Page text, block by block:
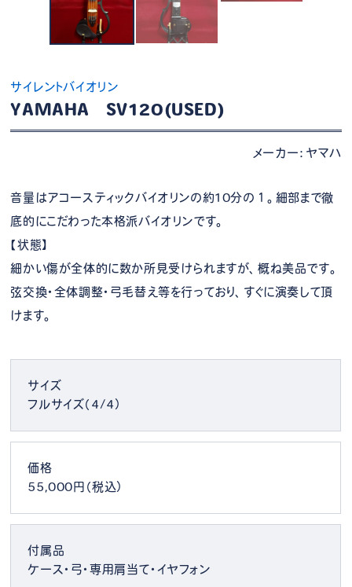
サイレントバイオリン
YAMAHA SV120(USED)
メーカー：ヤマハ
音量はアコースティックバイオリンの約10分の１。細部まで徹
底的にこだわった本格派バイオリンです。
【状態】
細かい傷が全体的に数か所見受けられますが、概ね美品です。
弦交換・全体調整・弓毛替え等を行っており、すぐに演奏して頂
けます。
サイズ
フルサイズ（4/4）
価格
55,000円（税込）
付属品
ケース・弓・専用肩当て・イヤフォン